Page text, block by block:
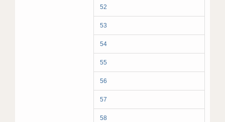
52
53
54
55
56
57
58